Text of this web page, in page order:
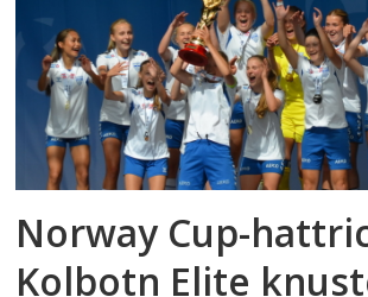
Norway Cup-
Kolbotn Elite